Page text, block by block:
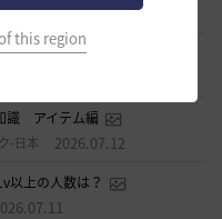
this region
識 アイテム編
-日本 2026.07.12
上の人数は？